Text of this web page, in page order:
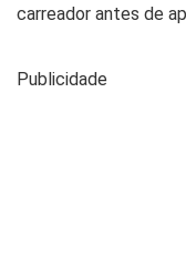
carreador antes de
Publicidade